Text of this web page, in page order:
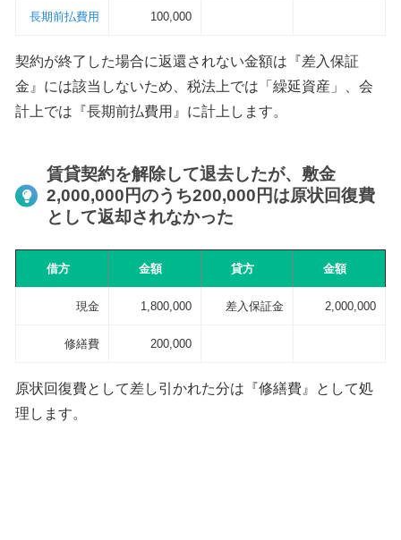
長期前払費用 100,000
契約が終了した場合に返還されない金額は『差入保証
金』には該当しないため、税法上では「繰延資産」、会
計上では『長期前払費用』に計上します。
賃貸契約を解除して退去したが、敷金
2,000,000円のうち200,000円は原状回復費
として返却されなかった
借方 金額 貸方 金額
現金 1,800,000 差入保証金 2,000,000
修繕費 200,000
原状回復費として差し引かれた分は『修繕費』として処
理します。